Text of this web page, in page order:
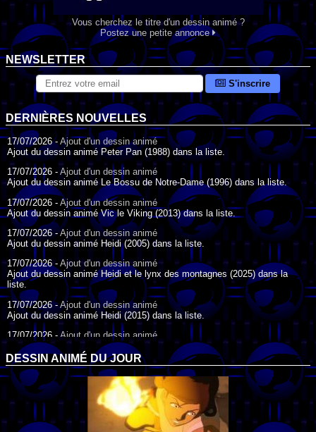
Vous cherchez le titre d'un dessin animé ?
Postez une petite annonce
NEWSLETTER
S'inscrire
DERNIÈRES NOUVELLES
17/07/2026 - Ajout d'un dessin animé
Ajout du dessin animé Peter Pan (1988) dans la liste.
17/07/2026 - Ajout d'un dessin animé
Ajout du dessin animé Le Bossu de Notre-Dame (1996) dans la liste.
17/07/2026 - Ajout d'un dessin animé
Ajout du dessin animé Vic le Viking (2013) dans la liste.
17/07/2026 -Ajout d'un dessin animé
Ajout du dessin animé Heidi (2005) dans la liste.
17/07/2026 -Ajout d'un dessin animé
Ajout du dessin animé Heidi et le lynx des montagnes (2025) dans la
liste.
17/07/2026 -Ajout d'un dessin animé
Ajout du dessin animé Heidi (2015) dans la liste.
17/07/2026 - Ajout d'un dessin animé
Ajout du dessin animé Heidi (1995) dans la liste.
09/07/2026 -Ajout d'un dessin animé
Ajout du dessin animé Genki l'Aventurier de la Chance (2006) dans la
liste.
04/07/2026 -Ajout d'un dessin animé
Ajout du dessin animé Vilain Petit Canard (2000) dans la liste.
DESSIN ANIMÉ DU JOUR